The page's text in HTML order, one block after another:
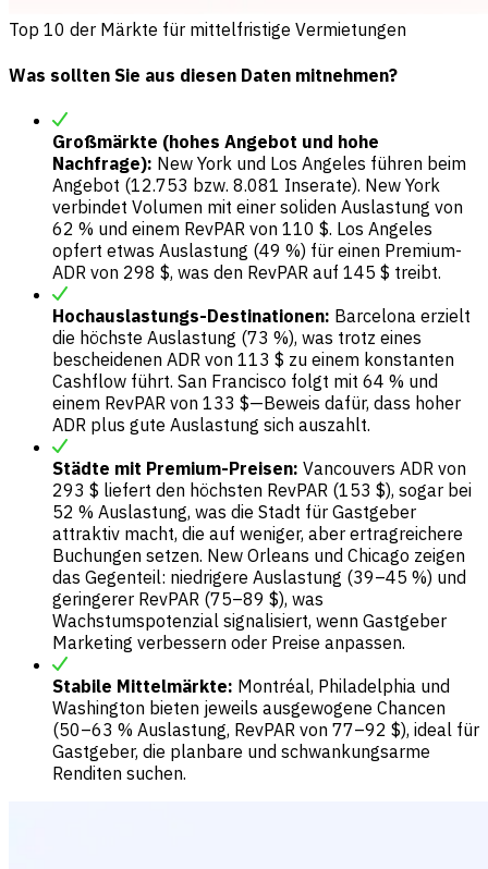
Top 10 der Märkte für mittelfristige Vermietungen
Was sollten Sie aus diesen Daten mitnehmen?
Großmärkte (hohes Angebot und hohe
Nachfrage): New York und Los Angeles führen beim
Angebot (12.753 bzw. 8.081 Inserate). New York
verbindet Volumen mit einer soliden Auslastung von
62 % und einem RevPAR von 110 $. Los Angeles
opfert etwas Auslastung (49 %) für einen Premium-
ADR von 298 $, was den RevPAR auf 145 $ treibt.
Hochauslastungs-Destinationen: Barcelona erzielt
die höchste Auslastung (73 %), was trotz eines
bescheidenen ADR von 113 $ zu einem konstanten
Cashflow führt. San Francisco folgt mit 64 % und
einem RevPAR von 133 $—Beweis dafür, dass hoher
ADR plus gute Auslastung sich auszahlt.
Städte mit Premium-Preisen: Vancouvers ADR von
293 $ liefert den höchsten RevPAR (153 $), sogar bei
52 % Auslastung, was die Stadt für Gastgeber
attraktiv macht, die auf weniger, aber ertragreichere
Buchungen setzen. New Orleans und Chicago zeigen
das Gegenteil: niedrigere Auslastung (39–45 %) und
geringerer RevPAR (75–89 $), was
Wachstumspotenzial signalisiert, wenn Gastgeber
Marketing verbessern oder Preise anpassen.
Stabile Mittelmärkte: Montréal, Philadelphia und
Washington bieten jeweils ausgewogene Chancen
(50–63 % Auslastung, RevPAR von 77–92 $), ideal für
Gastgeber, die planbare und schwankungsarme
Renditen suchen.